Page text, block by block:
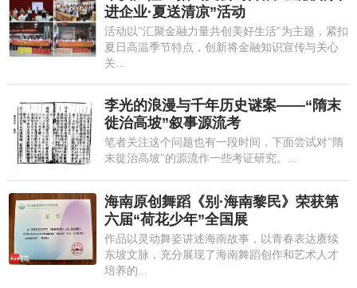
进企业·夏送清凉”活动
活动以"汇聚金融力量共创美好生活"为主题，紧扣
夏日高温季节特点，创新将金融知识宣传与关心
关...
李光的浪漫与千年历史谜案——“隋末
徙治高坡”叙事源流考
笔者关注这个问题也有一段时间，下面尝试对"隋
末徙治高坡"的源流作一些考证研究。...
海南原创舞蹈《别·海南黎民》荣获第
六届“荷花少年”全国展
作品以灵动舞姿讲述海南故事，以青春表达赓续
东坡文脉，充分展现了海南舞蹈创作和艺术人才
培养的...